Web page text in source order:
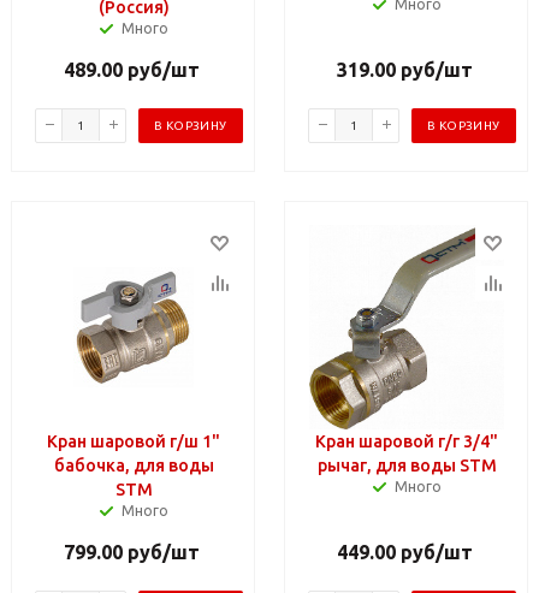
(Россия)
Много
489.00руб/шт
В КОРЗИНУ
Много
319.00руб/шт
В КОРЗИНУ
Кран шаровой г/ш 1"
бабочка, для воды
STM
Много
799.00руб/шт
Кран шаровой г/г 3/4"
рычаг, для воды STM
Много
449.00руб/шт